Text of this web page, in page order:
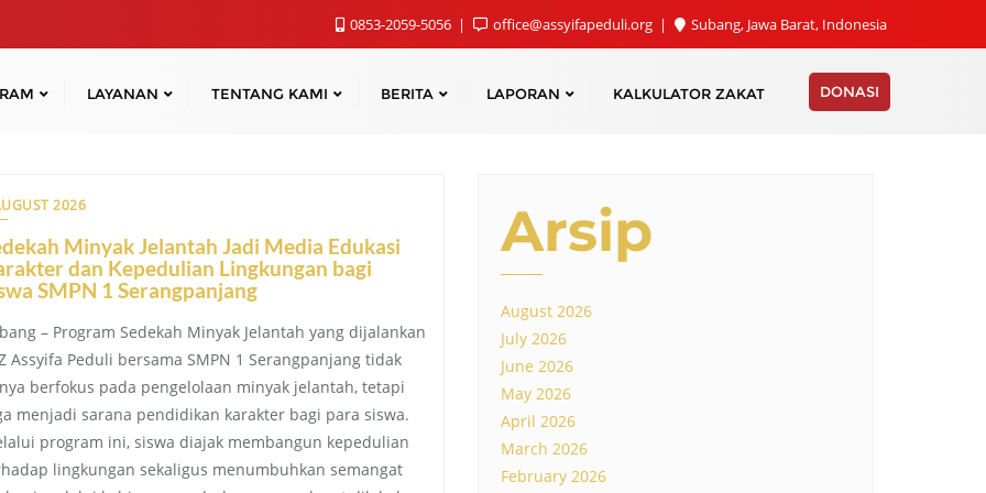
0853-2059-5056 office@assyifapeduli.org Subang, Jawa Barat, Indonesia
LAYANAN TENTANG KAMI BERITA LAPORAN KALKULATOR ZAKAT DONASI
2026
Minyak Jelantah Jadi Media Edukasi
dan Kepedulian Lingkungan bagi
SMPN 1 Serangpanjang
– Program Sedekah Minyak Jelantah yang dijalankan
Assyifa Peduli bersama SMPN 1 Serangpanjang tidak
berfokus pada pengelolaan minyak jelantah, tetapi
menjadi sarana pendidikan karakter bagi para siswa.
program ini, siswa diajak membangun kepedulian
lingkungan sekaligus menumbuhkan semangat
Arsip
August 2026
July 2026
June 2026
May 2026
April 2026
March 2026
February 2026